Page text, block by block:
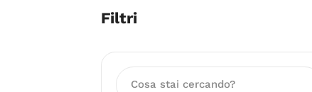
Filtri